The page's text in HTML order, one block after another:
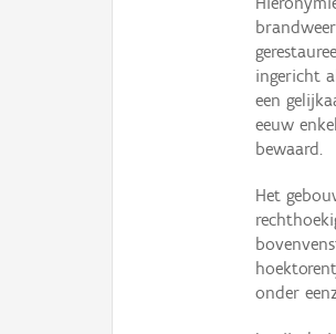
ingericht
een
eeuw
bewaard.
Het
onder